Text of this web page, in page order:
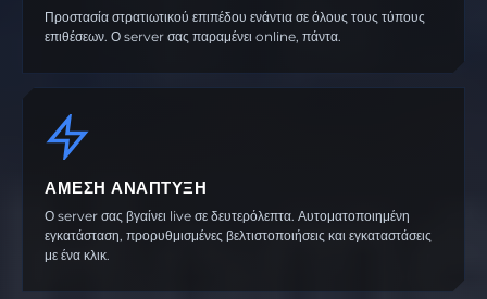
Προστασία στρατιωτικού επιπέδου ενάντια σε όλους τους τύπους
επιθέσεων. Ο server σας παραμένει online, πάντα.
ΆΜΕΣΗ ΑΝΆΠΤΥΞΗ
Ο server σας βγαίνει live σε δευτερόλεπτα. Αυτοματοποιημένη
εγκατάσταση, προρυθμισμένες βελτιστοποιήσεις και εγκαταστάσεις
με ένα κλικ.